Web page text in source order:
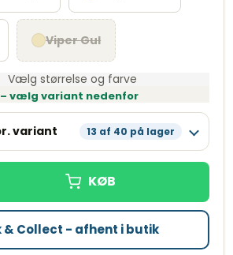
Viper Gul
Vælg størrelse og farve
– vælg variant nedenfor
variant 13 af 40 på lager
Få tilbage Læg i kurv
Udsolgt
& Collect - afhent i butik